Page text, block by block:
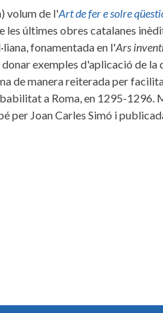
volum de l'Art de fer e solre
últimes obres catalanes
fonamentada en l'Ars
exemples d'aplicació de la
de manera reiterada per
a Roma, en 1295-1296.
per Joan Carles Simó i